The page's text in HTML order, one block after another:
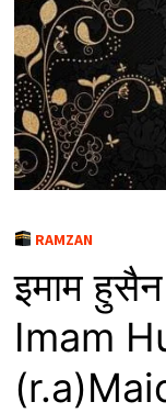
RAMZAN
इमाम
Imam